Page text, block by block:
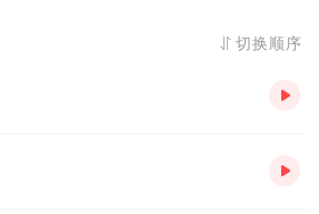
切换顺序